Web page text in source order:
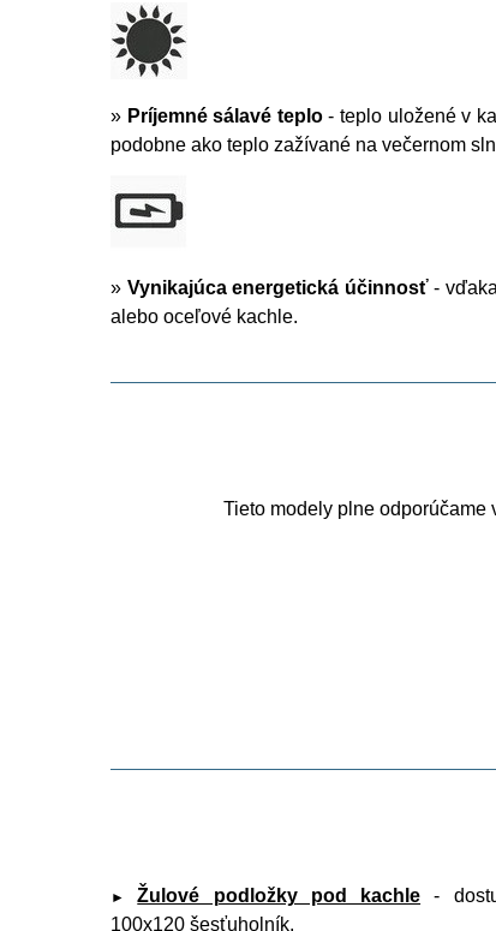
» Príjemné sálavé teplo- teplo uložené v
podobne ako teplo zažívané na večernom
» Vynikajúca energetická účinnosť-
alebo oceľové kachle.
Tieto modely plne odporúčame
►Žulové podložky pod kachle -
100x120 šesťuholník.